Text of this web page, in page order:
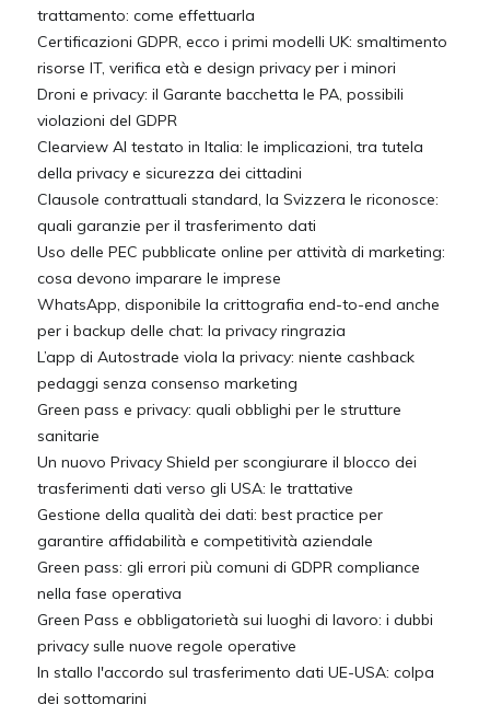
trattamento: come effettuarla
Certificazioni GDPR, ecco i primi modelli UK: smaltimento
risorse IT, verifica età e design privacy per i minori
Droni e privacy: il Garante bacchetta le PA, possibili
violazioni del GDPR
Clearview AI testato in Italia: le implicazioni, tra tutela
della privacy e sicurezza dei cittadini
Clausole contrattuali standard, la Svizzera le riconosce:
quali garanzie per il trasferimento dati
Uso delle PEC pubblicate online per attività di marketing:
cosa devono imparare le imprese
WhatsApp, disponibile la crittografia end-to-end anche
per i backup delle chat: la privacy ringrazia
L’app di Autostrade viola la privacy: niente cashback
pedaggi senza consenso marketing
Green pass e privacy: quali obblighi per le strutture
sanitarie
Un nuovo Privacy Shield per scongiurare il blocco dei
trasferimenti dati verso gli USA: le trattative
Gestione della qualità dei dati: best practice per
garantire affidabilità e competitività aziendale
Green pass: gli errori più comuni di GDPR compliance
nella fase operativa
Green Pass e obbligatorietà sui luoghi di lavoro: i dubbi
privacy sulle nuove regole operative
In stallo l'accordo sul trasferimento dati UE-USA: colpa
dei sottomarini